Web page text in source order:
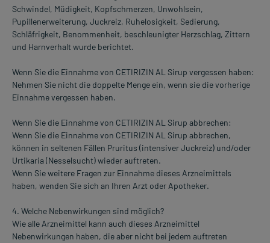
Schwindel, Müdigkeit, Kopfschmerzen, Unwohlsein,
Pupillenerweiterung, Juckreiz, Ruhelosigkeit, Sedierung,
Schläfrigkeit, Benommenheit, beschleunigter Herzschlag, Zittern
und Harnverhalt wurde berichtet.
Wenn Sie die Einnahme von CETIRIZIN AL Sirup vergessen haben:
Nehmen Sie nicht die doppelte Menge ein, wenn sie die vorherige
Einnahme vergessen haben.
Wenn Sie die Einnahme von CETIRIZIN AL Sirup abbrechen:
Wenn Sie die Einnahme von CETIRIZIN AL Sirup abbrechen,
können in seltenen Fällen Pruritus (intensiver Juckreiz) und/oder
Urtikaria (Nesselsucht) wieder auftreten.
Wenn Sie weitere Fragen zur Einnahme dieses Arzneimittels
haben, wenden Sie sich an Ihren Arzt oder Apotheker.
4. Welche Nebenwirkungen sind möglich?
Wie alle Arzneimittel kann auch dieses Arzneimittel
Nebenwirkungen haben, die aber nicht bei jedem auftreten